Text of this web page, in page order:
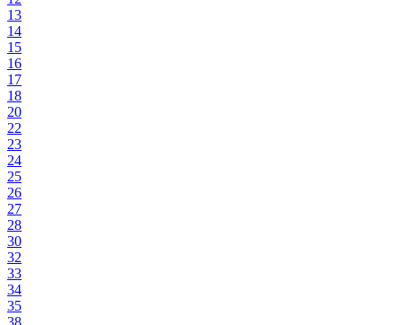
13
14
15
16
17
18
20
22
23
24
25
26
27
28
30
32
33
34
35
38